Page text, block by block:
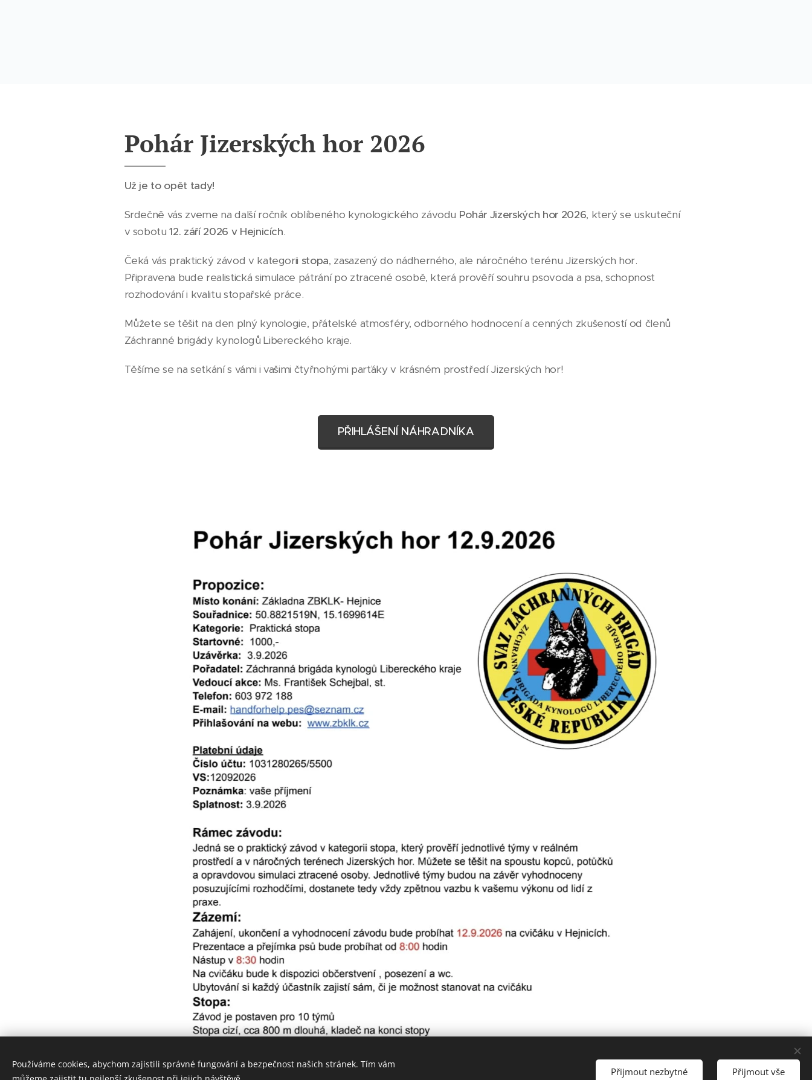
Pohár Jizerských hor 2026
Už je to opět tady!
Srdečně vás zveme na další ročník oblíbeného kynologického závodu Pohár Jizerských hor 2026, který se uskuteční
v sobotu12. září 2026 v Hejnicích.
Čeká vás praktický závod v kategorii stopa, zasazený do nádherného, ale náročného terénu Jizerských hor.
Připravena bude realistická simulace pátrání po ztracené osobě, která prověří souhru psovoda a psa, schopnost
rozhodování i kvalitu stopařské práce.
Můžete se těšit na den plný kynologie, přátelské atmosféry, odborného hodnocení a cenných zkušeností od členů
Záchranné brigády kynologů Libereckého kraje.
Těšíme se na setkání s vámi i vašimi čtyřnohými parťáky v krásném prostředí Jizerských hor!
PŘIHLÁŠENÍ NÁHRADNÍKA
Používáme cookies, abychom zajistili správné fungování a bezpečnost našich stránek. Tím vám
Přijmout nezbytné Přijmout vše